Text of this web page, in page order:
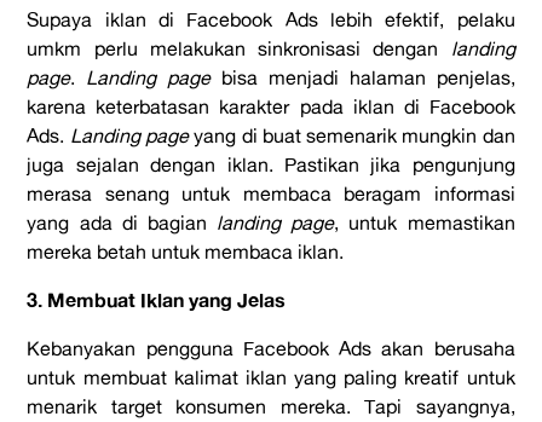
Supaya iklan di Facebook Ads lebih efektif, pelaku
umkm perlu melakukan sinkronisasi dengan landing
page. Landing pagebisa menjadi halaman penjelas,
karena keterbatasan karakter pada iklan di Facebook
Ads. Landing pageyang di buat semenarik mungkin dan
juga sejalan dengan iklan. Pastikan jika pengunjung
merasa senang untuk membaca beragam informasi
yang ada di bagian landing page, untuk memastikan
mereka betah untuk membaca iklan.
3. Membuat Iklan yang Jelas
Kebanyakan pengguna Facebook Ads akan berusaha
untuk membuat kalimat iklan yang paling kreatif untuk
menarik target konsumen mereka. Tapi sayangnya,